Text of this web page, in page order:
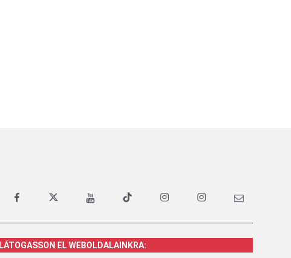
LÁTOGASSON EL WEBOLDALAINKRA: